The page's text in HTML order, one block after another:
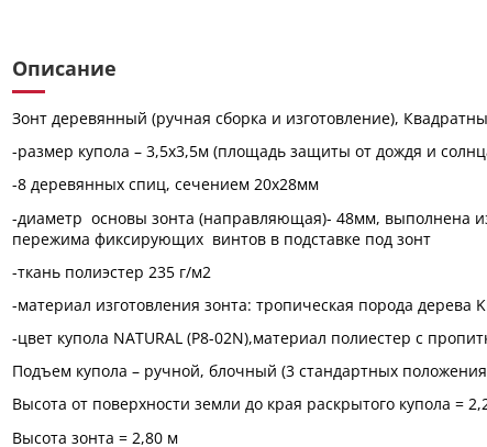
Описание
Зонт деревянный (ручная сборка и изготовление),
-размер купола – 3,5х3,5м (площадь защиты от дождя и
-8 деревянных спиц, сечением 20х28мм
-диаметр основы зонта (направляющая)- 48мм, выполнена
пережима фиксирующих винтов в подставке под зонт
-ткань полиэстер 235 г/м2
-материал изготовления зонта: тропическая порода дерева
-цвет купола NATURAL (P8-02N),материал полиестер с
Подъем купола – ручной, блочный (3 стандартных положения
Высота от поверхности земли до края раскрытого купола =
Высота зонта = 2,80 м